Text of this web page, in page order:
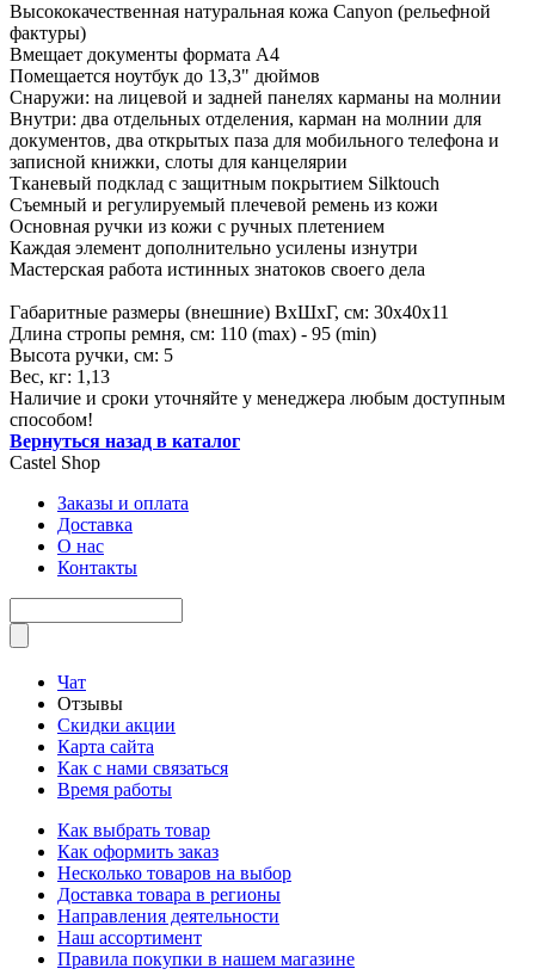
Высококачественная натуральная кожа Canyon (рельефной
фактуры)
Вмещает документы формата А4
Помещается ноутбук до 13,3" дюймов
Снаружи: на лицевой и задней панелях карманы на молнии
Внутри: два отдельных отделения, карман на молнии для
документов, два открытых паза для мобильного телефона и
записной книжки, слоты для канцелярии
Тканевый подклад с защитным покрытием Silktouch
Съемный и регулируемый плечевой ремень из кожи
Основная ручки из кожи с ручных плетением
Каждая элемент дополнительно усилены изнутри
Мастерская работа истинных знатоков своего дела
Габаритные размеры (внешние) ВхШхГ, см: 30х40х11
Длина стропы ремня, см: 110 (max) - 95 (min)
Высота ручки, см: 5
Вес, кг: 1,13
Наличие и сроки уточняйте у менеджера любым доступным
способом!
Вернуться назад в каталог
Castel Shop
Заказы и оплата
Доставка
О нас
Контакты
Чат
Отзывы
Скидки акции
Карта сайта
Как с нами связаться
Время работы
Как выбрать товар
Как оформить заказ
Несколько товаров на выбор
Доставка товара в регионы
Направления деятельности
Наш ассортимент
Правила покупки в нашем магазине